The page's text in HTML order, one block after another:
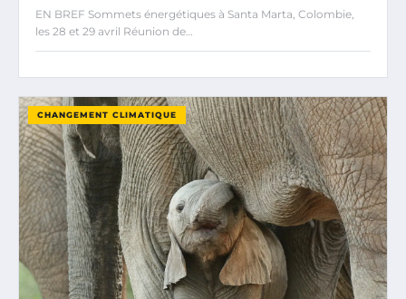
EN BREF Sommets énergétiques à Santa Marta, Colombie,
les 28 et 29 avril Réunion de…
CHANGEMENT CLIMATIQUE